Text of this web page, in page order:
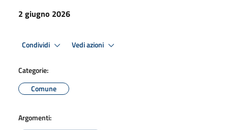
2 giugno 2026
Condividi Vedi azioni
Categorie:
Comune
Argomenti: